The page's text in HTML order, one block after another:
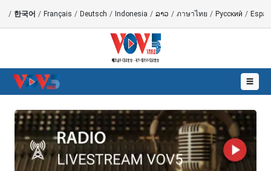
/ 한국어 / Français / Deutsch / Indonesia / ລາວ / ภาษาไทย / Русский /
☰